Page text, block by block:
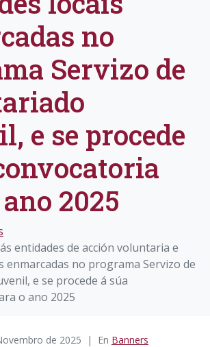
no
Servizo de
e se procede
2025
entidades de acción voluntaria e
enmarcadas no programa Servizo de
e se procede á súa
o ano 2025
de 2025 En Banners